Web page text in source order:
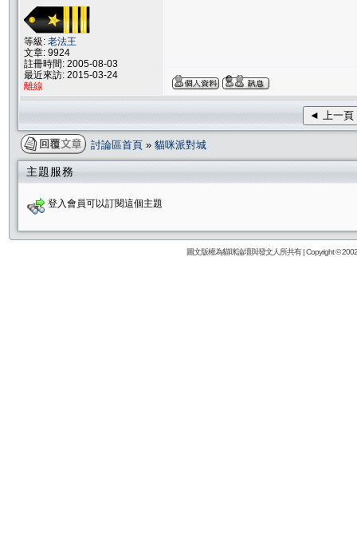
等級: 老法王
文章: 9924
註冊時間: 2005-08-03
最近來訪: 2015-03-24
離線
◄ 上一頁
討論區首頁 » 貓咪派對城
主題服務
登入會員可以訂閱這個主題
圖文版權為貓咪論壇與發文人所共有 | Copyright ©